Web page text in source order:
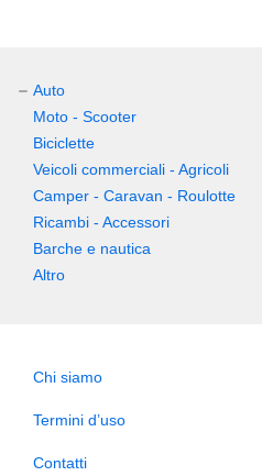
Auto
Moto - Scooter
Biciclette
Veicoli commerciali - Agricoli
Camper - Caravan - Roulotte
Ricambi - Accessori
Barche e nautica
Altro
Chi siamo
Termini d’uso
Contatti